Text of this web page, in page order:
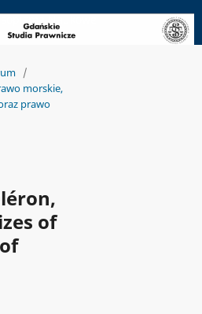
Naukowe
/
morskie,
prawo
of